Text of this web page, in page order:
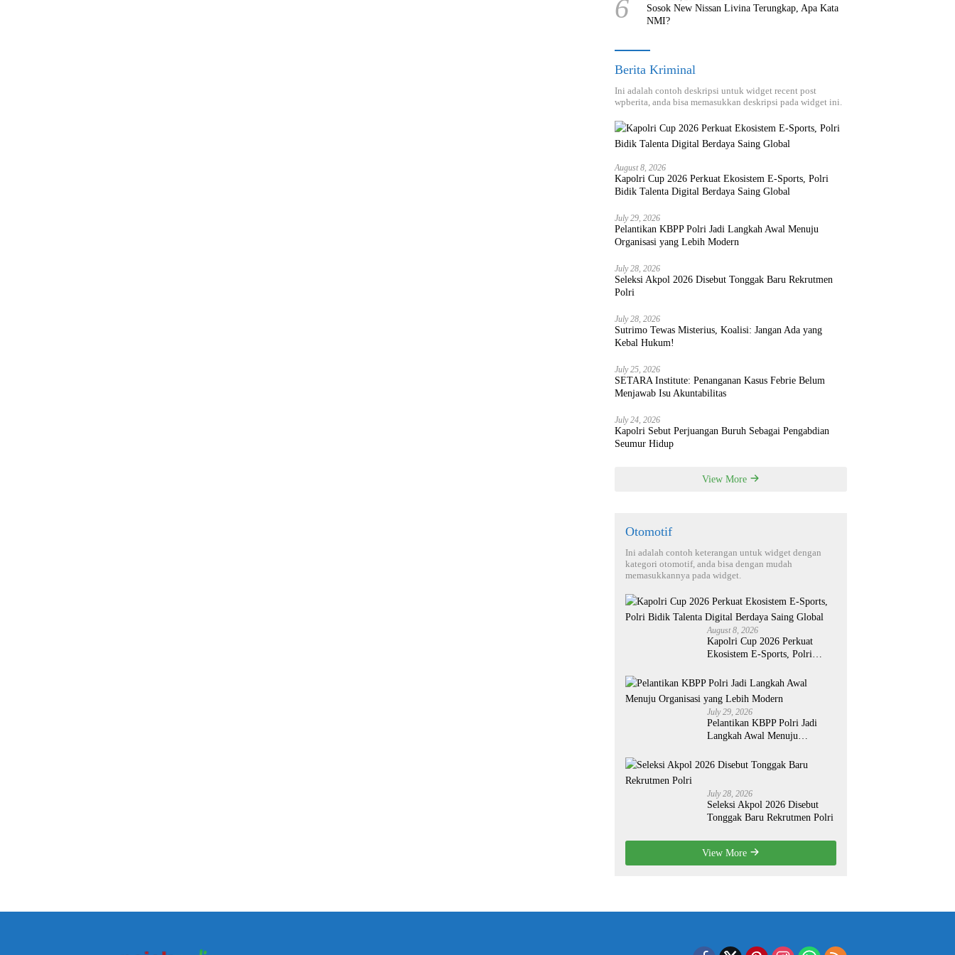
6
Sosok New Nissan Livina Terungkap, Apa Kata
NMI?
Berita Kriminal
Ini adalah contoh deskripsi untuk widget recent post
wpberita, anda bisa memasukkan deskripsi pada widget ini.
August 8, 2026
Kapolri Cup 2026 Perkuat Ekosistem E-Sports, Polri
Bidik Talenta Digital Berdaya Saing Global
July 29, 2026
Pelantikan KBPP Polri Jadi Langkah Awal Menuju
Organisasi yang Lebih Modern
July 28, 2026
Seleksi Akpol 2026 Disebut Tonggak Baru Rekrutmen
Polri
July 28, 2026
Sutrimo Tewas Misterius, Koalisi: Jangan Ada yang
Kebal Hukum!
July 25, 2026
SETARA Institute: Penanganan Kasus Febrie Belum
Menjawab Isu Akuntabilitas
July 24, 2026
Kapolri Sebut Perjuangan Buruh Sebagai Pengabdian
Seumur Hidup
View More
Otomotif
Ini adalah contoh keterangan untuk widget dengan
kategori otomotif, anda bisa dengan mudah
memasukkannya pada widget.
August 8, 2026
Kapolri Cup 2026 Perkuat
Ekosistem E-Sports, Polri
Saing Global
July 29, 2026
Pelantikan KBPP Polri Jadi
Langkah Awal Menuju
July 28, 2026
Seleksi Akpol 2026 Disebut
Tonggak Baru Rekrutmen Polri
View More